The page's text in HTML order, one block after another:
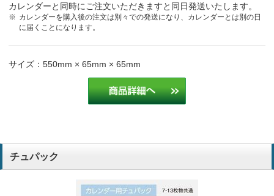
カレンダーと同時にご注文いただきますと同日発送いたします。
カレンダーを購入後の注文は別々での発送になり、カレンダーとは別の日
に届くことになります。
サイズ：550mm × 65mm × 65mm
チュパック